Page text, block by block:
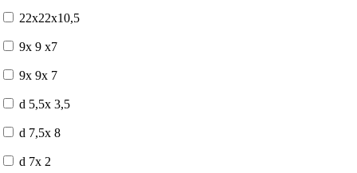
22x22x10,5
9x 9 x7
9x 9x 7
d 5,5x 3,5
d 7,5x 8
d 7x 2